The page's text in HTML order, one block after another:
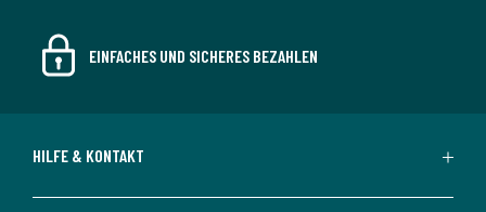
EINFACHES UND SICHERES BEZAHLEN
HILFE & KONTAKT